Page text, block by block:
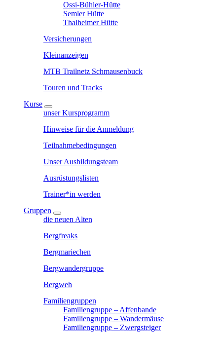
Ossi-Bühler-Hütte
Semler Hütte
Thalheimer Hütte
Versicherungen
Kleinanzeigen
MTB Trailnetz Schmausenbuck
Touren und Tracks
Kurse
unser Kursprogramm
Hinweise für die Anmeldung
Teilnahmebedingungen
Unser Ausbildungsteam
Ausrüstungslisten
Trainer*in werden
Gruppen
die neuen Alten
Bergfreaks
Bergmariechen
Bergwandergruppe
Bergweh
Familiengruppen
Familiengruppe – Affenbande
Familiengruppe – Wandermäuse
Familiengruppe – Zwergsteiger